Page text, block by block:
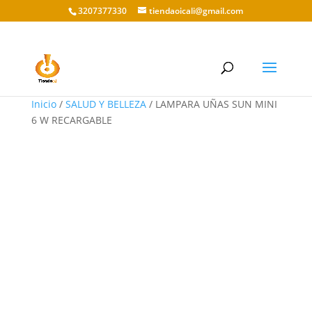
3207377330 tiendaoicali@gmail.com
Inicio/ SALUD Y BELLEZA/ LAMPARA UÑAS SUN MINI
6 W RECARGABLE